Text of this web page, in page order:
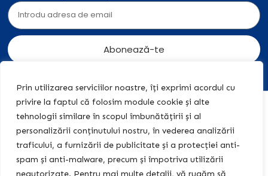
Prin utilizarea serviciilor noastre, îți exprimi acordul cu
privire la faptul că folosim module cookie și alte
tehnologii similare în scopul îmbunătățirii și al
personalizării conținutului nostru, în vederea analizării
traficului, a furnizării de publicitate și a protecției anti-
spam și anti-malware, precum și împotriva utilizării
neautorizate. Pentru mai multe detalii, vă rugăm să
Abonează-te
Acasă
Editura
Teach &
Learn
Acțiuni
legale
Politica de
Confidențialitate
+40 774
455 409
contact@teach-
learn-
academy.ro